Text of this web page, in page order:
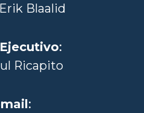
Blaalid
:
Ricapito
: